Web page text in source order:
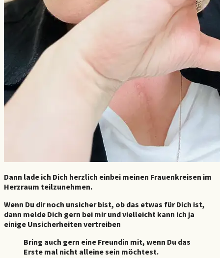
Dann lade ich Dich herzlich einbei meinen Frauenkreisen im
Herzraum teilzunehmen.
Wenn Du dir noch unsicher bist, ob das etwas für Dich ist,
dann melde Dich gern bei mir und vielleicht kann ich ja
einige Unsicherheiten vertreiben
Bring auch gern eine Freundin mit, wenn Du das
Erste mal nicht alleine sein möchtest.